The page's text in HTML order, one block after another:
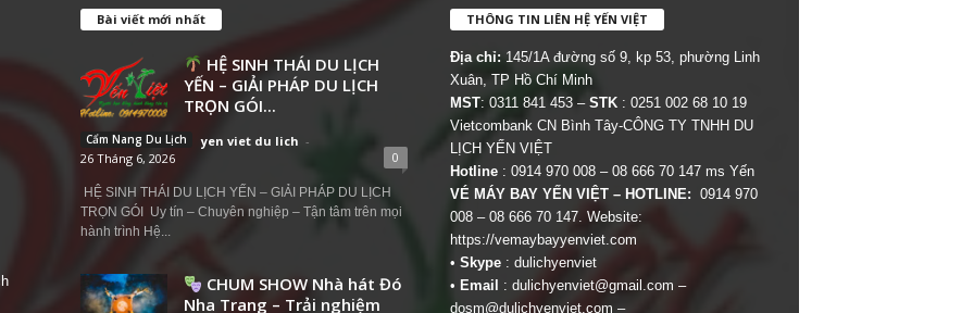
Bài viết mới nhất
HỆ SINH THÁI DU LỊCH
YẾN – GIẢI PHÁP DU LỊCH
TRỌN GÓI...
Cẩm Nang Du Lịch yen viet du lich -
26 Tháng 6, 2026
0
HỆ SINH THÁI DU LỊCH YẾN – GIẢI PHÁP DU LỊCH
TRỌN GÓI Uy tín – Chuyên nghiệp – Tận tâm trên mọi
hành trình Hệ...
CHUM SHOW Nhà hát Đó
Nha Trang – Trải nghiệm
THÔNG TIN LIÊN HỆ YẾN VIỆT
Địa chỉ: 145/1A đường số 9, kp 53, phường Linh
Xuân, TP Hồ Chí Minh
MST: 0311 841 453 – STK: 0251 002 68 10 19
Vietcombank CN Bình Tây-CÔNG TY TNHH DU
LỊCH YẾN VIỆT
Hotline : 0914 970 008 – 08 666 70 147 ms Yến
VÉ MÁY BAY YẾN VIỆT – HOTLINE: 0914 970
008 – 08 666 70 147. Website:
https://vemaybayyenviet.com
• Skype: dulichyenviet
• Email : dulichyenviet@gmail.com –
dosm@dulichyenviet.com –